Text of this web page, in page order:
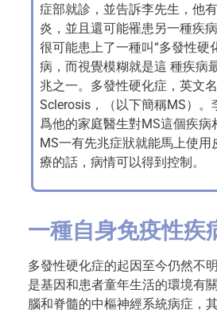
症部就診，並告訴李先生，他
炎，並且還可能罹患另一種疾
很可能患上了一種叫“多發性硬
病，而視覺模糊就是這 種疾病
兆之一。多發性硬化症，英文
Sclerosis，（以下簡稱MS）。
爲他的家庭醫生對MS這個疾病
MS一有先兆症狀就能馬上使用
療的話，病情可以得到控制。
一種自身免疫性疾
多發性硬化症的起因至今仍然不
是基因和患者童年生活的環境有
腦和脊髓的中樞神經系統病症，